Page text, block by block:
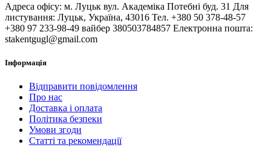
Адреса офісу: м. Луцьк вул. Академіка Потебні буд. 31 Для
листування: Луцьк, Україна, 43016 Тел. +380 50 378-48-57
+380 97 233-98-49 вайбер 380503784857 Електронна пошта:
stakentgugl@gmail.com
Інформація
Відправити повідомлення
Про нас
Доставка і оплата
Політика безпеки
Умови згоди
Статті та рекомендації